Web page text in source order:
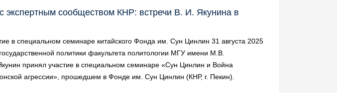
с экспертным сообществом КНР: встречи В. И. Якунина в
в специальном семинаре китайского Фонда им. Сун Цинлин 31 августа 2025
политики факультета политологии МГУ имени М.В.
принял участие в специальном семинаре «Сун Цинлин и Война
агрессии», прошедшем в Фонде им. Сун Цинлин (КНР, г. Пекин).